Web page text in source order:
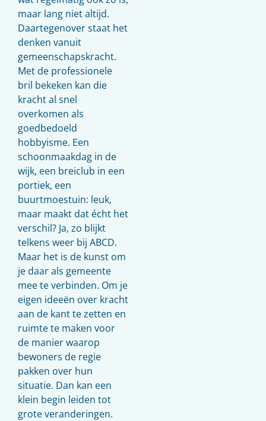
maar lang niet altijd.
Daartegenover staat het
denken vanuit
gemeenschapskracht.
Met de professionele
bril bekeken kan die
kracht al snel
overkomen als
goedbedoeld
hobbyisme. Een
schoonmaakdag in de
wijk, een breiclub in een
portiek, een
buurtmoestuin: leuk,
maar maakt dat écht het
verschil? Ja, zo blijkt
telkens weer bij ABCD.
Maar het is de kunst om
je daar als gemeente
mee te verbinden. Om je
eigen ideeën over kracht
aan de kant te zetten en
ruimte te maken voor
de manier waarop
bewoners de regie
pakken over hun
situatie. Dan kan een
klein begin leiden tot
grote veranderingen.